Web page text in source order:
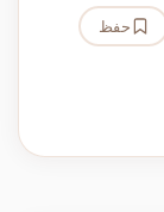
حفظ